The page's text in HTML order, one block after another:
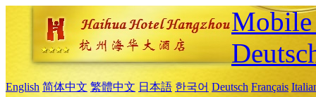
English 简体中文 繁體中文 日本語 한국어 Deutsch Français